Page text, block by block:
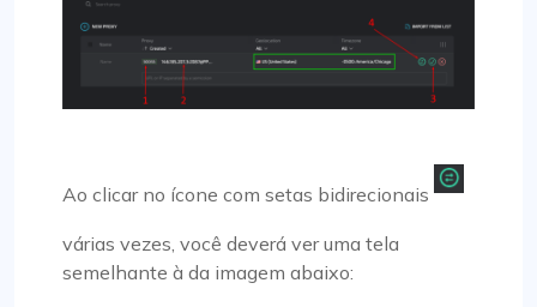
Ao clicar no ícone com setas bidirecionais
várias vezes, você deverá ver uma tela
semelhante à da imagem abaixo: